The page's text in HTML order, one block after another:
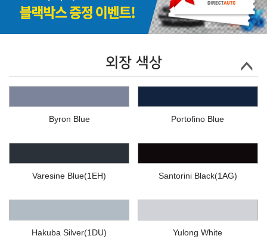
외장 색상
Byron Blue Portofino Blue
Varesine Blue(1EH) Santorini Black(1AG)
Hakuba Silver(1DU) Yulong White